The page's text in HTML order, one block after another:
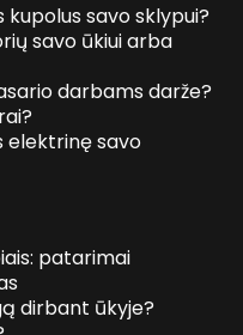
savo sklypui?
savo ūkiui arba
darbams darže?
elektrinę savo
patarimai
dirbant ūkyje?